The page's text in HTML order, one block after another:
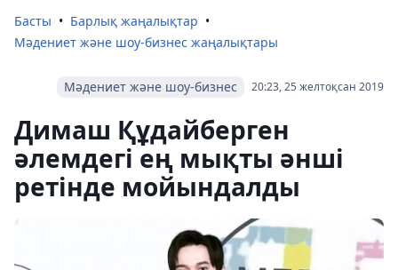
Басты
Барлық жаңалықтар
Мәдениет және шоу-бизнес жаңалықтары
20:23, 25 желтоқсан 2019
Мәдениет және шоу-бизнес
Димаш Құдайберген
әлемдегі ең мықты әнші
ретінде мойындалды